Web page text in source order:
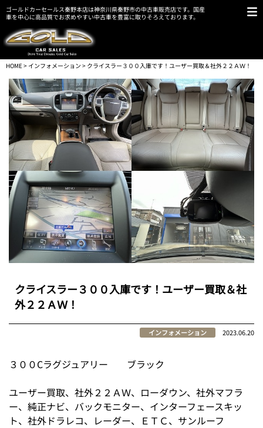
ゴールドカーセールス秦野本店は神奈川県秦野市の中古車販売店です。国産
車を中心に高品質でお求めやすい中古車を豊富に取りそろえております。
HOME> インフォメーション > クライスラー３００入庫です！ユーザー買取＆社外２２ＡＷ！
クライスラー３００入庫です！ユーザー買取＆社
外２２ＡＷ！
インフォメーション 2023.06.20
３００Cラグジュアリー ブラック
ユーザー買取、社外２２ＡＷ、ローダウン、社外マフラ
ー、純正ナビ、バックモニター、インターフェースキッ
ト、社外ドラレコ、レーダー、ＥＴＣ、サンルーフ